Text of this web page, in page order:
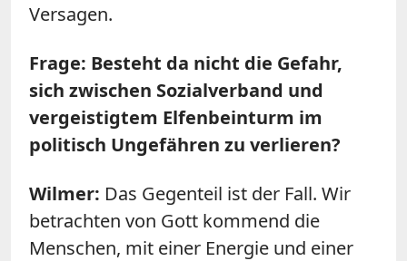
Versagen.
Frage: Besteht da nicht die Gefahr,
sich zwischen Sozialverband und
vergeistigtem Elfenbeinturm im
politisch Ungefähren zu verlieren?
Wilmer: Das Gegenteil ist der Fall. Wir
betrachten von Gott kommend die
Menschen, mit einer Energie und einer